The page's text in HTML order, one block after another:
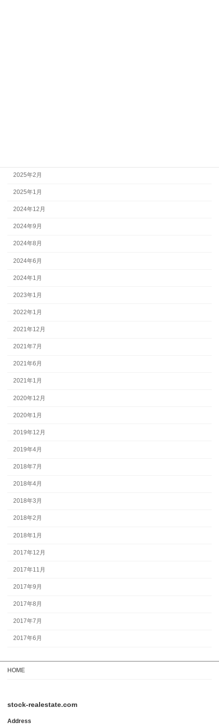
2025年2月
2025年1月
2024年12月
2024年9月
2024年8月
2024年6月
2024年1月
2023年1月
2022年1月
2021年12月
2021年7月
2021年6月
2021年1月
2020年12月
2020年1月
2019年12月
2019年4月
2018年7月
2018年4月
2018年3月
2018年2月
2018年1月
2017年12月
2017年11月
2017年9月
2017年8月
2017年7月
2017年6月
HOME
stock-realestate.com
Address